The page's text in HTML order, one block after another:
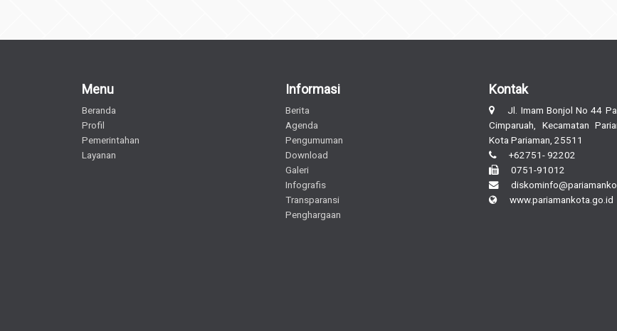
Menu
Beranda
Profil
Pemerintahan
Layanan
Informasi
Berita
Agenda
Pengumuman
Download
Galeri
Infografis
Transparansi
Penghargaan
Kontak
Jl. Imam Bonjol No 44
Cimparuah, Kecamatan
Kota Pariaman, 25511
+62751- 92202
0751-91012
www.pariamankota.go.id